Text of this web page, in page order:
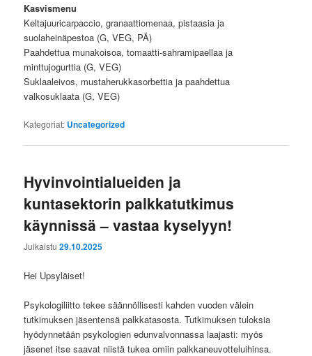
Kasvismenu
Keltajuuricarpaccio, granaattiomenaa, pistaasia ja
suolaheinäpestoa (G, VEG, PÄ)
Paahdettua munakoisoa, tomaatti-sahramipaellaa ja
minttujogurttia (G, VEG)
Suklaaleivos, mustaherukkasorbettia ja paahdettua
valkosuklaata (G, VEG)
Kategoriat: Uncategorized
Hyvinvointialueiden ja
kuntasektorin palkkatutkimus
käynnissä – vastaa kyselyyn!
Julkaistu29.10.2025
Hei Upsyläiset!
Psykologiliitto tekee säännöllisesti kahden vuoden välein
tutkimuksen jäsentensä palkkatasosta. Tutkimuksen tuloksia
hyödynnetään psykologien edunvalvonnassa laajasti: myös
jäsenet itse saavat niistä tukea omiin palkkaneuvotteluihinsa.